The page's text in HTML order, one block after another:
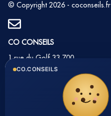
© Copyright 2026 - coconseils.fr
CO CONSEILS
1 rue du Golf 33 700
MERIGNAC
Tél : 05 35 54 22 54
CO.CONSEILS